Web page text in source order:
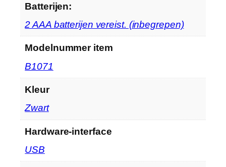
Batterijen:
‎2 AAA batterijen vereist. (inbegrepen)
Modelnummer item
‎B1071
Kleur
‎Zwart
Hardware-interface
‎USB